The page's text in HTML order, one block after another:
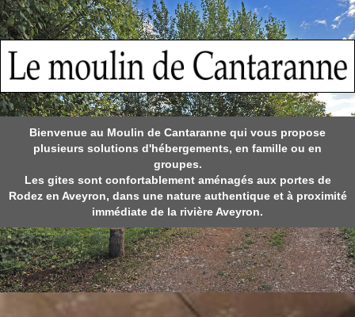
Bienvenue au Moulin de Cantaranne qui vous propose
plusieurs solutions d'hébergements, en famille ou en
groupes.
Les gites sont confortablement aménagés aux portes de
Rodez en Aveyron, dans une nature authentique et à proximité
immédiate de la rivière Aveyron.